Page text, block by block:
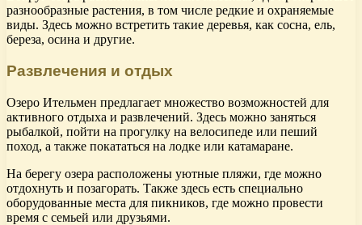
разнообразные растения, в том числе редкие и охраняемые
виды. Здесь можно встретить такие деревья, как сосна, ель,
береза, осина и другие.
Развлечения и отдых
Озеро Ительмен предлагает множество возможностей для
активного отдыха и развлечений. Здесь можно заняться
рыбалкой, пойти на прогулку на велосипеде или пеший
поход, а также покататься на лодке или катамаране.
На берегу озера расположены уютные пляжи, где можно
отдохнуть и позагорать. Также здесь есть специально
оборудованные места для пикников, где можно провести
время с семьей или друзьями.